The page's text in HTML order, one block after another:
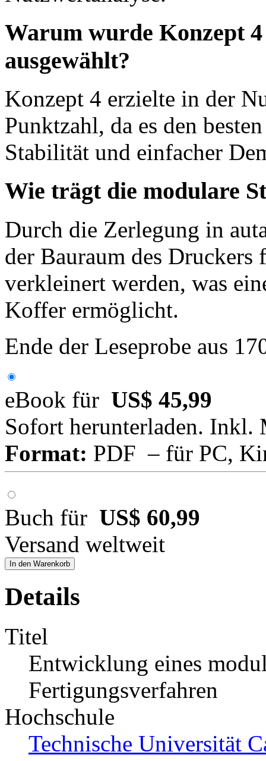
Warum wurde Konzept
ausgewählt?
Konzept 4 erzielte in der
Punktzahl, da es den
Stabilität und einfacher
Wie trägt die modulare
Durch die Zerlegung in
der Bauraum des
verkleinert werden, was
Koffer ermöglicht.
Ende der Leseprobe aus
eBook für US$ 45,99
Sofort herunterladen. Inkl.
Format: PDF – für PC,
Buch für US$ 60,99
Versand weltweit
In den Warenkorb
Details
Titel
Entwicklung eines
Fertigungsverfahren
Hochschule
Technische Universität